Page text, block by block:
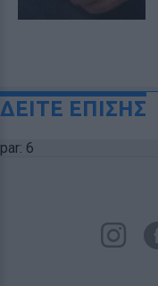
ΔΕΙΤΕ ΕΠΙΣΗΣ
par: 6